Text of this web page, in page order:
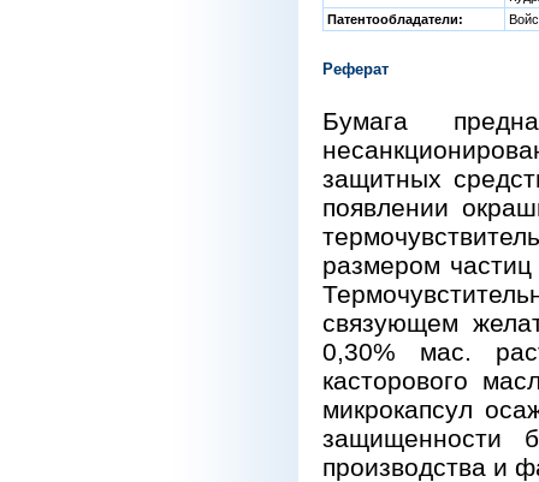
Патентообладатели:
Реферат
Бумага
защитных
появлении
размером
связующем
0,30% мас.
касторового
микрокапсул
защищенности
производства и